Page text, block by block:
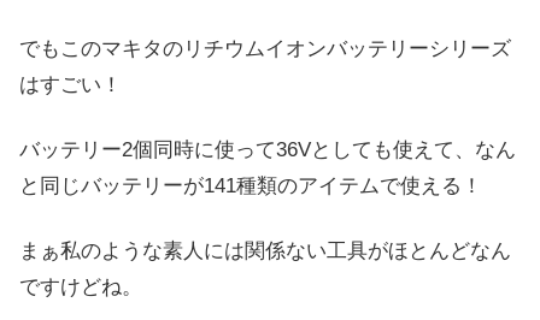
でもこのマキタのリチウムイオンバッテリーシリーズ
はすごい！
バッテリー2個同時に使って36Vとしても使えて、なん
と同じバッテリーが141種類のアイテムで使える！
まぁ私のような素人には関係ない工具がほとんどなん
ですけどね。